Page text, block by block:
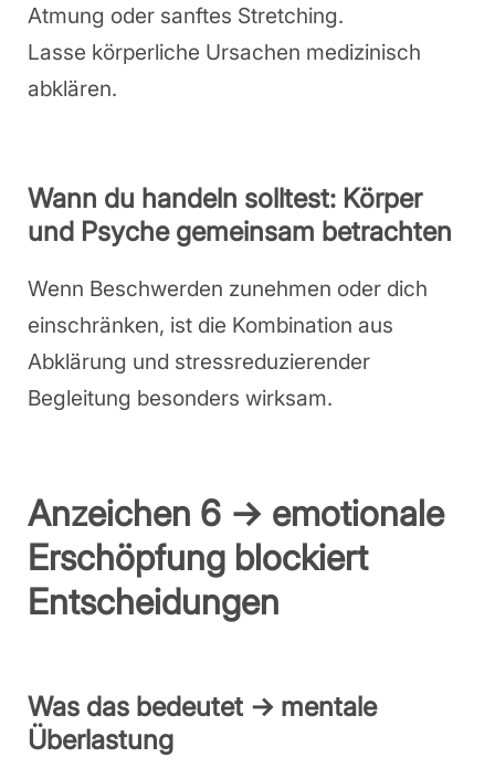
Atmung oder sanftes Stretching.
Lasse körperliche Ursachen medizinisch
abklären.
Wann du handeln solltest: Körper
und Psyche gemeinsam betrachten
Wenn Beschwerden zunehmen oder dich
einschränken, ist die Kombination aus
Abklärung und stressreduzierender
Begleitung besonders wirksam.
Anzeichen 6 → emotionale
Erschöpfung blockiert
Entscheidungen
Was das bedeutet → mentale
Überlastung